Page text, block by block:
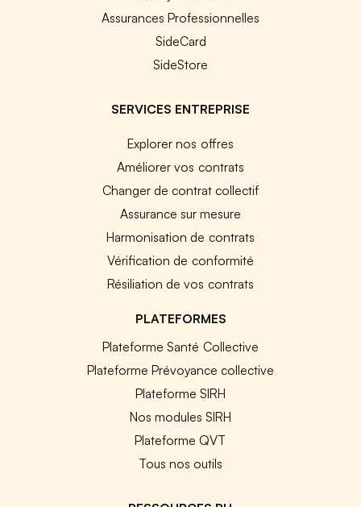
Assurances Professionnelles
SideCard
SideStore
SERVICES ENTREPRISE
Explorer nos offres
Améliorer vos contrats
Changer de contrat collectif
Assurance sur mesure
Harmonisation de contrats
Vérification de conformité
Résiliation de vos contrats
PLATEFORMES
Plateforme Santé Collective
Plateforme Prévoyance collective
Plateforme SIRH
Nos modules SIRH
Plateforme QVT
Tous nos outils